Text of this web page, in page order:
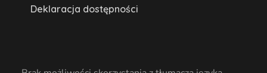
Deklaracja dostępności